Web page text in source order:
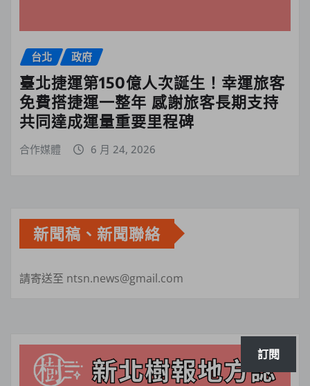
台北 政府
臺北捷運第150億人次誕生！幸運旅客
免費搭捷運一整年 感謝旅客長期支持
共同達成運量重要里程碑
合作媒體 6 月 24, 2026
新聞稿、新聞聯絡
請寄送至 ntsn.news@gmail.com
訂閱